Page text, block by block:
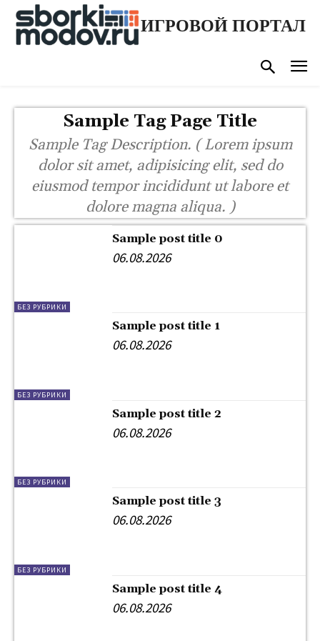
ИГРОВОЙ ПОРТАЛ
Sample Tag Page Title
Sample Tag Description. ( Lorem ipsum
dolor sit amet, adipisicing elit, sed do
eiusmod tempor incididunt ut labore et
dolore magna aliqua. )
БЕЗ РУБРИКИ
Sample post title 0
06.08.2026
БЕЗ РУБРИКИ
Sample post title 1
06.08.2026
БЕЗ РУБРИКИ
Sample post title 2
06.08.2026
БЕЗ РУБРИКИ
Sample post title 3
06.08.2026
Sample post title 4
06.08.2026